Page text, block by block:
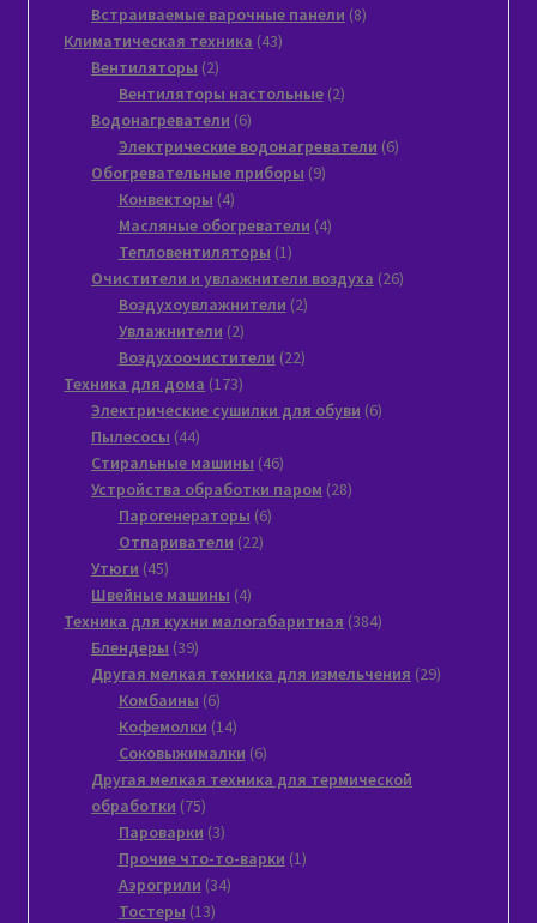
товаров
Встраиваемые варочные панели 88
Климатическая техника 4343
Вентиляторы 22
товара
Вентиляторы настольные 22
Водонагреватели 66
товаров
Электрические водонагреватели 66
Обогревательные приборы 99
Конвекторы 44
товара
Масляные обогреватели 44
Тепловентиляторы 11
товар
Очистители и увлажнители воздуха 2626
Воздухоувлажнители 22
Увлажнители 22
товара
Воздухоочистители 2222
Техника для дома 173173
товара
Электрические сушилки для обуви 66
Пылесосы 4444
товара
Стиральные машины 4646
товаров
Устройства обработки паром 2828
Парогенераторы 66
Отпариватели 2222
Утюги 4545
товаров
Швейные машины 44
товара
Техника для кухни малогабаритная 384384
Блендеры 3939
товаров
Другая мелкая техника для измельчения 2929
Комбаины 66
товаров
Кофемолки 1414
товаров
Соковыжималки 66
товаров
Другая мелкая техника для термической
обработки 7575
товаров
Пароварки 33
товара
Прочие что-то-варки 11
Аэрогрили 3434
Тостеры 1313